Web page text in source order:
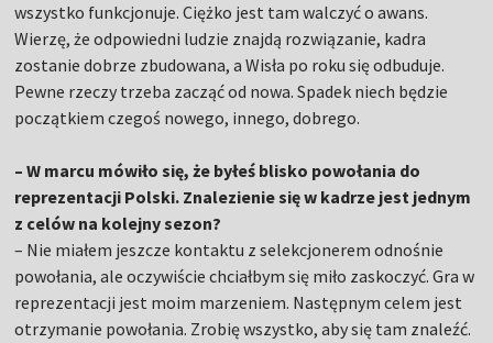
wszystko funkcjonuje. Ciężko jest tam walczyć o awans.
Wierzę, że odpowiedni ludzie znajdą rozwiązanie, kadra
zostanie dobrze zbudowana, a Wisła po roku się odbuduje.
Pewne rzeczy trzeba zacząć od nowa. Spadek niech będzie
początkiem czegoś nowego, innego, dobrego.
– W marcu mówiło się, że byłeś blisko powołania do
reprezentacji Polski. Znalezienie się w kadrze jest jednym
z celów na kolejny sezon?
– Nie miałem jeszcze kontaktu z selekcjonerem odnośnie
powołania, ale oczywiście chciałbym się miło zaskoczyć. Gra w
reprezentacji jest moim marzeniem. Następnym celem jest
otrzymanie powołania. Zrobię wszystko, aby się tam znaleźć.